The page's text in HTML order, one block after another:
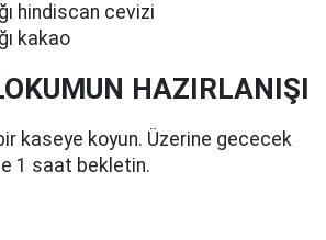
hindiscan cevizi
kakao
HAZIRLANIŞI
kaseye koyun. Üzerine gececek
1 saat bekletin.